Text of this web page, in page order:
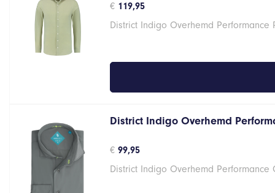
€ 119,95
District Indigo Overhemd Performance
District Indigo Overhemd
€ 99,95
District Indigo Overhemd Performance